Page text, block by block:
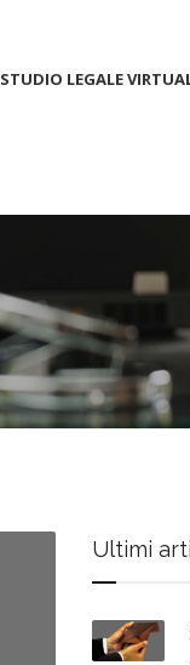
STUDIO LEGALE
Ultimi